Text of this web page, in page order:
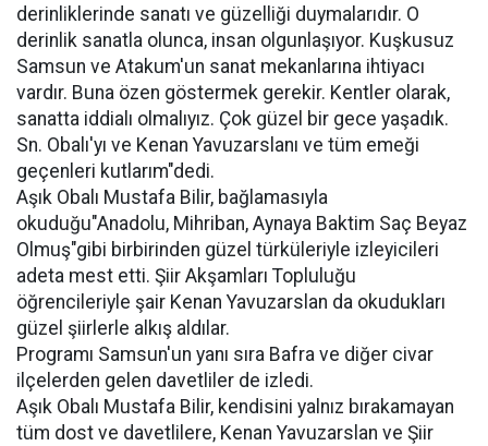
derinliklerinde sanatı ve güzelliği duymalarıdır. O
derinlik sanatla olunca, insan olgunlaşıyor. Kuşkusuz
Samsun ve Atakum'un sanat mekanlarına ihtiyacı
vardır. Buna özen göstermek gerekir. Kentler olarak,
sanatta iddialı olmalıyız. Çok güzel bir gece yaşadık.
Sn. Obalı'yı ve Kenan Yavuzarslanı ve tüm emeği
geçenleri kutlarım"dedi.
Aşık Obalı Mustafa Bilir, bağlamasıyla
okuduğu"Anadolu, Mihriban, Aynaya Baktim Saç Beyaz
Olmuş"gibi birbirinden güzel türküleriyle izleyicileri
adeta mest etti. Şiir Akşamları Topluluğu
öğrencileriyle şair Kenan Yavuzarslan da okudukları
güzel şiirlerle alkış aldılar.
Programı Samsun'un yanı sıra Bafra ve diğer civar
ilçelerden gelen davetliler de izledi.
Aşık Obalı Mustafa Bilir, kendisini yalnız bırakamayan
tüm dost ve davetlilere, Kenan Yavuzarslan ve Şiir